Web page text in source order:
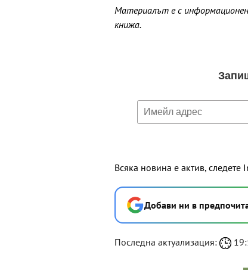
Материалът е с информационен
книжа.
Всяка новина е актив, следете
Добави ни в
Последна актуализация: